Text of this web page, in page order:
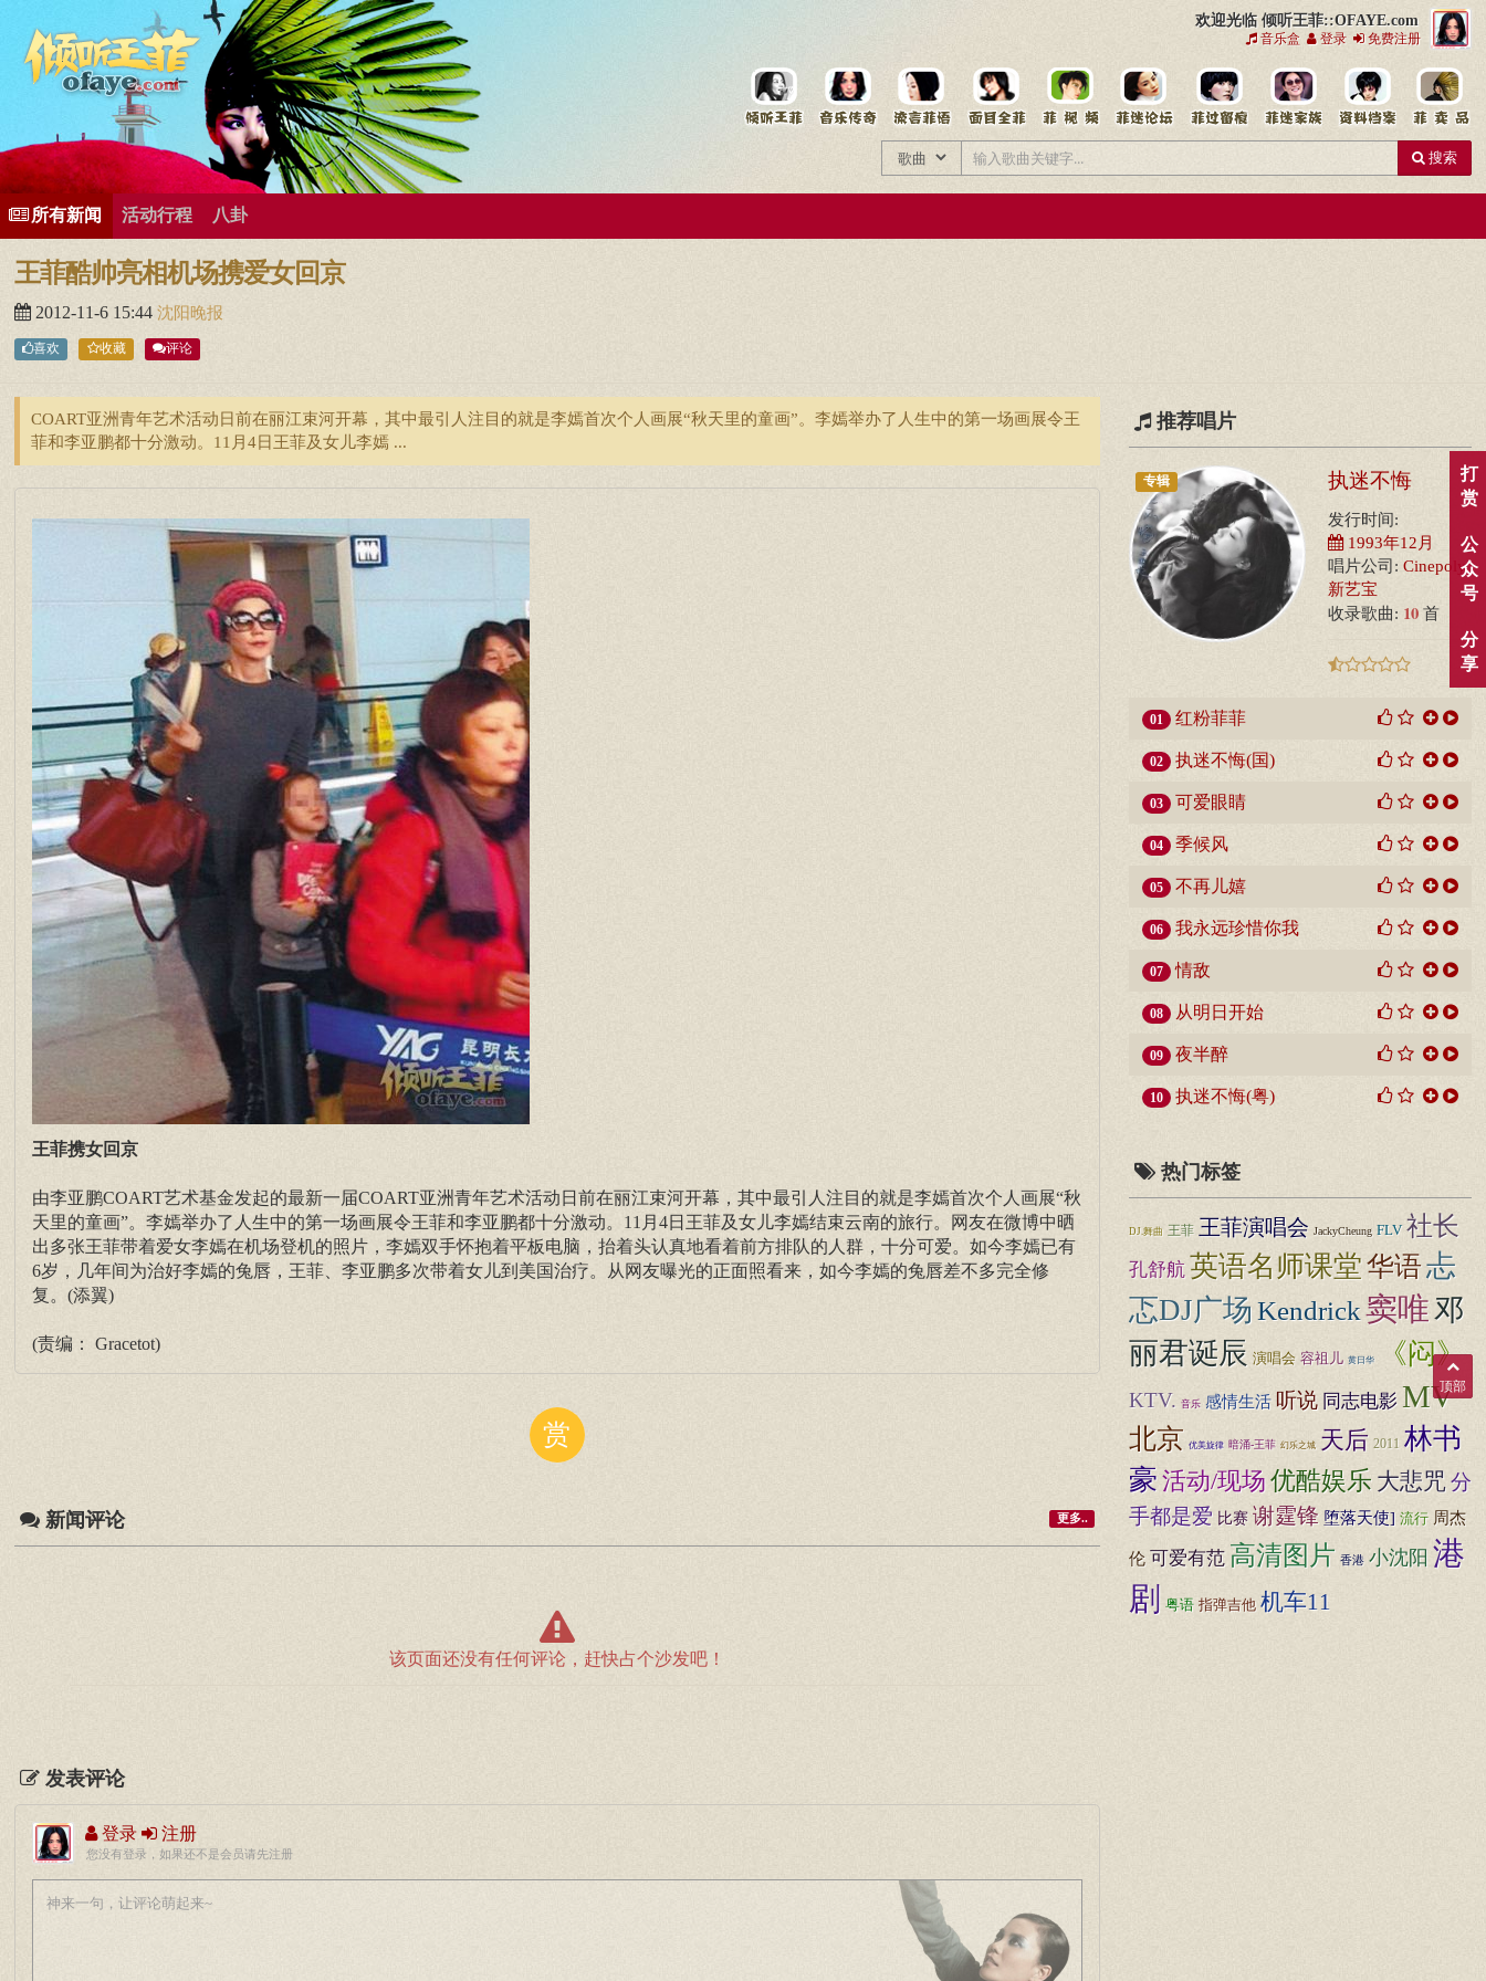
欢迎光临 倾听王菲::OFAYE.com
音乐盒 登录 免费注册
有歌曲专辑
王菲新闻王菲的精美图片王菲精彩视频王菲论坛给王菲留言用户中心王菲资料档案
搜索
所有新闻 活动行程 八卦
王菲酷帅亮相机场携爱女回京
2012-11-6 15:44 沈阳晚报
喜欢 收藏 评论
COART亚洲青年艺术活动日前在丽江束河开幕，其中最引人注目的就是李嫣首次个人画展“秋天里的童画”。李嫣举办了人生中的第一场画展令王
菲和李亚鹏都十分激动。11月4日王菲及女儿李嫣 ...
王菲携女回京
由李亚鹏COART艺术基金发起的最新一届COART亚洲青年艺术活动日前在丽江束河开幕，其中最引人注目的就是李嫣首次个人画展“秋
天里的童画”。李嫣举办了人生中的第一场画展令王菲和李亚鹏都十分激动。11月4日王菲及女儿李嫣结束云南的旅行。网友在微博中晒
出多张王菲带着爱女李嫣在机场登机的照片，李嫣双手怀抱着平板电脑，抬着头认真地看着前方排队的人群，十分可爱。如今李嫣已有
6岁，几年间为治好李嫣的兔唇，王菲、李亚鹏多次带着女儿到美国治疗。从网友曝光的正面照看来，如今李嫣的兔唇差不多完全修
复。(添翼)
(责编： Gracetot)
赏
新闻评论 更多..
该页面还没有任何评论，赶快占个沙发吧！
发表评论
登录 注册
您没有登录，如果还不是会员请先注册
推荐唱片
专辑 执迷不悔
发行时间:
1993年12月
唱片公司: Cinepoly
新艺宝
收录歌曲: 10 首
01 红粉菲菲
02 执迷不悔(国)
03 可爱眼睛
04 季候风
05 不再儿嬉
06 我永远珍惜你我
07 情敌
08 从明日开始
09 夜半醉
10 执迷不悔(粤)
热门标签
DJ.舞曲 王菲 王菲演唱会 JackyCheung FLV 社长
孔舒航 英语名师课堂华语忐
忑DJ广场Kendrick窦唯邓
丽君诞辰 演唱会 容祖儿 黄日华 《闷》
KTV. 音乐 感情生活 听说 同志电影 MV
北京 优美旋律 暗涌-王菲 幻乐之城 天后 2011 林书
豪活动/现场优酷娱乐 大悲咒分
手都是爱 比赛 谢霆锋 堕落天使] 流行 周杰
伦 可爱有范 高清图片 香港 小沈阳 港
剧
粤语 指弹吉他 机车11
打
赏
公
众
号
分
享
顶部